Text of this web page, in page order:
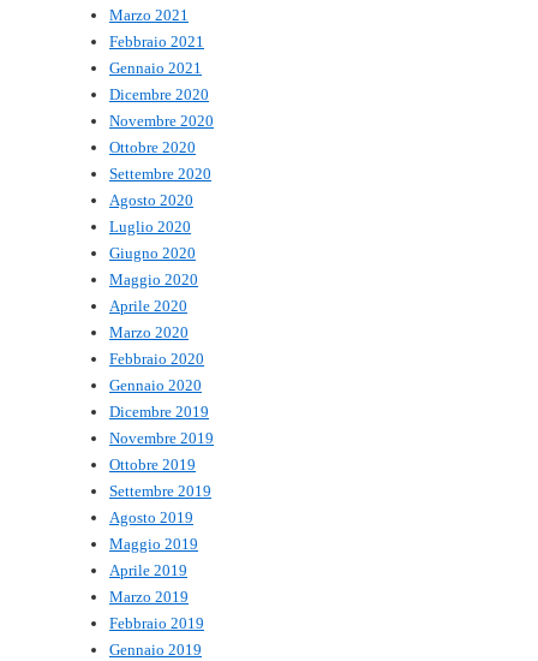
Marzo 2021
Febbraio 2021
Gennaio 2021
Dicembre 2020
Novembre 2020
Ottobre 2020
Settembre 2020
Agosto 2020
Luglio 2020
Giugno 2020
Maggio 2020
Aprile 2020
Marzo 2020
Febbraio 2020
Gennaio 2020
Dicembre 2019
Novembre 2019
Ottobre 2019
Settembre 2019
Agosto 2019
Maggio 2019
Aprile 2019
Marzo 2019
Febbraio 2019
Gennaio 2019